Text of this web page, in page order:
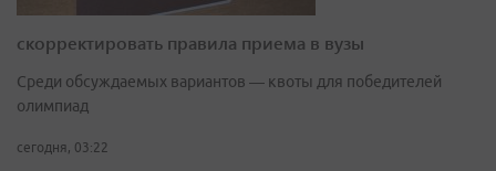
скорректировать правила приема в вузы
Среди обсуждаемых вариантов — квоты для победителей
олимпиад
сегодня, 03:22